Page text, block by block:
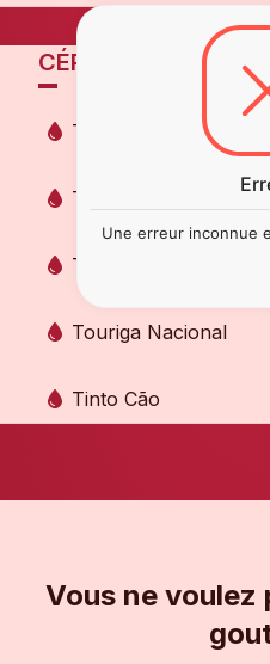
CÉPAGES
Tinta Barroca
Tinta Roriz
Touriga Franca
Touriga Nacional
Tinto Cão
Vous ne voulez
Une erreur inconnue